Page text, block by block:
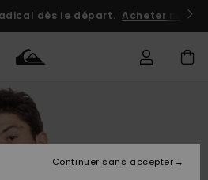
dès le départ. Acheter
à
Continuer sans accepter